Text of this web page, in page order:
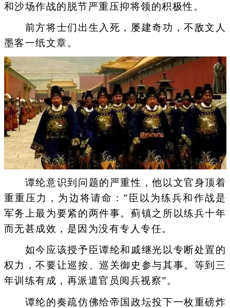
和沙场作战的脱节严重压抑将领的积极性。
前方将士们出生入死，屡建奇功，不敌文人
墨客一纸文章。
谭纶意识到问题的严重性，他以文官身顶着
重重压力，为边将请命：”臣以为练兵和作战是
军务上最为要紧的两件事。蓟镇之所以练兵十年
而无甚成效，是因为没有专人专任。
如今应该授予臣谭纶和戚继光以专断处置的
权力，不要让巡按、巡关御史参与其事。等到三
年训练有成，再派遣官员阅兵视察”。
谭纶的奏疏仿佛给帝国政坛投下一枚重磅炸